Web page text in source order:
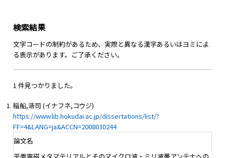
検索結果
文字コードの制約があるため、実際と異なる漢字あるいはヨミによ
る表示があります。ご了承ください。
1 件見つかりました。
稲船,浩司 (イナフネ,コウジ)
https://www.lib.hokudai.ac.jp/dissertations/list/?
FF=4&LANG=ja&ACCN=2008030244
論文名